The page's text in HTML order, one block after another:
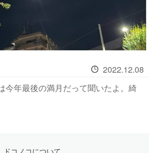
2022.12.08
今年最後の満月だって聞いたよ。綺